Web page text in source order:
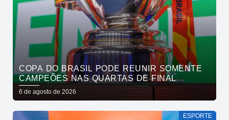
COPA DO BRASIL PODE REUNIR SOMENTE
CAMPEÕES NAS QUARTAS DE FINAL
6 de agosto de 2026
ESPORTE